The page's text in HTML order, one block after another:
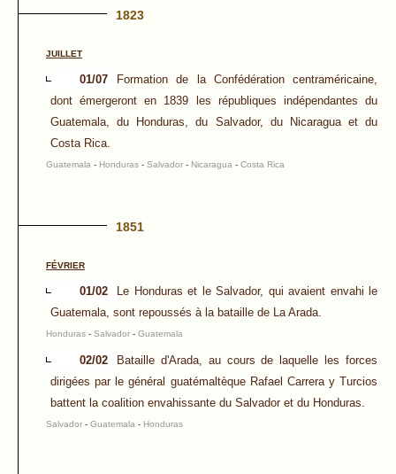
1823
JUILLET
01/07
Formation de la Confédération centraméricaine,
dont émergeront en 1839 les républiques indépendantes du
Guatemala, du Honduras, du Salvador, du Nicaragua et du
Costa Rica.
Guatemala - Honduras - Salvador - Nicaragua - Costa Rica
1851
FÉVRIER
01/02
Le Honduras et le Salvador, qui avaient envahi le
Guatemala, sont repoussés à la bataille de La Arada.
Honduras - Salvador - Guatemala
02/02
Bataille d'Arada, au cours de laquelle les forces
dirigées par le général guatémaltèque Rafael Carrera y Turcios
battent la coalition envahissante du Salvador et du Honduras.
Salvador - Guatemala - Honduras